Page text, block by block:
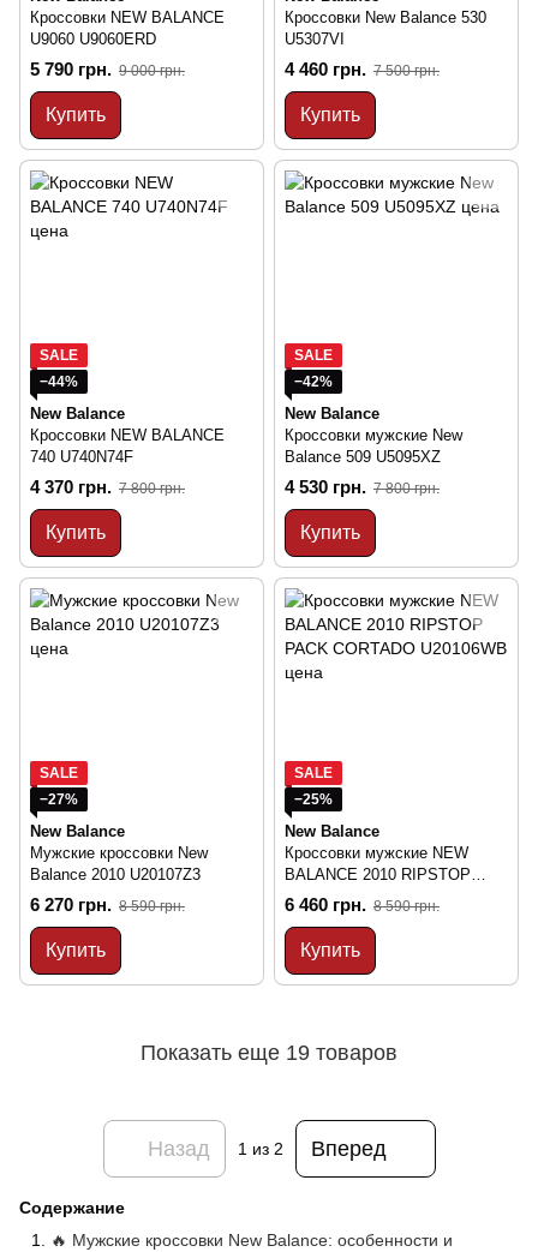
Кроссовки NEW BALANCE
U9060 U9060ERD
5 790 грн. 9 000 грн.
Купить
Кроссовки New Balance 530
U5307VI
4 460 грн. 7 500 грн.
Купить
SALE
−44%
New Balance
Кроссовки NEW BALANCE
740 U740N74F
4 370 грн. 7 800 грн.
Купить
SALE
−42%
New Balance
Кроссовки мужские New
Balance 509 U5095XZ
4 530 грн. 7 800 грн.
Купить
SALE
−27%
New Balance
Мужские кроссовки New
Balance 2010 U20107Z3
6 270 грн. 8 590 грн.
Купить
SALE
−25%
New Balance
Кроссовки мужские NEW
BALANCE 2010 RIPSTOP
PACK CORTADO U20106WB
6 460 грн. 8 590 грн.
Купить
Показать еще 19 товаров
Назад 1из 2 Вперед
Содержание
🔥 Мужские кроссовки New Balance: особенности и